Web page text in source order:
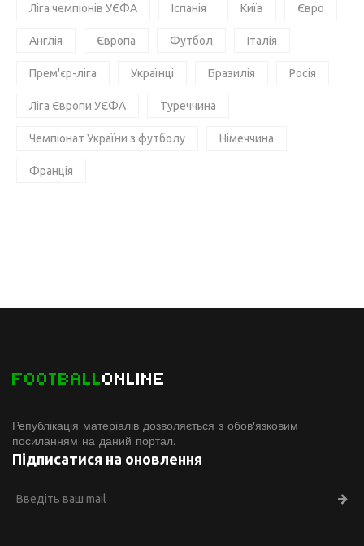
Ліга чемпіонів УЄФА Іспанія Київ Євро
Англія Європа Футбол Італія
Прем'єр-ліга Українці Бразилія Росія
Ліга Європи УЄФА Туреччина
Чемпіонат України з футболу Німеччина
Франція
FOOTBALLONLINE
Републікація матеріалів дозволяється з обов'язковим
посиланням на даний портал.
Підписатися на оновлення